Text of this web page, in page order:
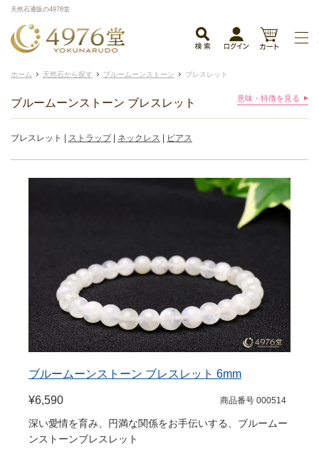
天然石通販の4976堂
ホーム 天然石から探す ブルームーンストーン ブレスレット
ブルームーンストーン ブレスレット 意味・特徴を見る
ブレスレット | ストラップ| ネックレス ピアス
ブルームーンストーン ブレスレット 6mm
¥6,590 商品番号 000514
深い愛情を育み、円満な関係をお手伝いする、ブルームー
ンストーンブレスレット